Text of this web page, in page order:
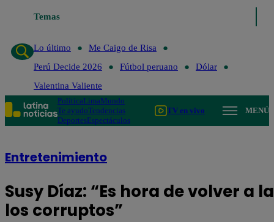
Temas
Lo último
Me Caigo de Risa
Perú Decide 2026
Fútbol peruano
Dólar
Valentina Valiente
PolíticaLimaMundo
Te ayudoTendencias
DeportesEspectáculos
TV en vivo MENÚ
Entretenimiento
Susy Díaz: “Es hora de volver a
los corruptos”